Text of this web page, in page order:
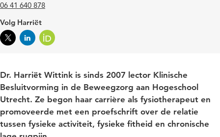
06 41 640 878
Volg Harriët
Dr. Harriët Wittink is sinds 2007 lector Klinische
Besluitvorming in de Beweegzorg aan Hogeschool
Utrecht. Ze begon haar carrière als fysiotherapeut en
promoveerde met een proefschrift over de relatie
tussen fysieke activiteit, fysieke fitheid en chronische